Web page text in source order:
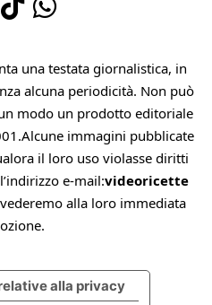
una testata giornalistica, in
alcuna periodicità. Non può
modo un prodotto editoriale
immagini pubblicate
il loro uso violasse diritti
e-mail:videoricette
alla loro immediata
alla privacy